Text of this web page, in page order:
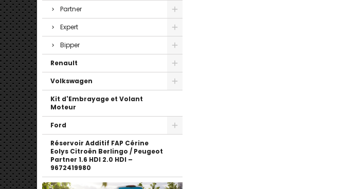
Partner
Expert
Bipper
Renault
Volkswagen
Kit d'Embrayage et Volant
Moteur
Ford
Réservoir Additif FAP Cérine
Eolys Citroën Berlingo / Peugeot
Partner 1.6 HDI 2.0 HDI –
9672419980